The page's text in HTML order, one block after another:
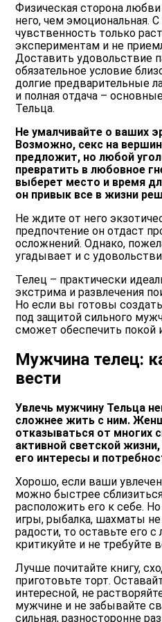
Физическая сторона
него, чем эмоциональная.
чувственность только
экспериментам и не
Доставить удовольствие
обязательное условие
долгие предварительные
и полная отдача –
Тельца.
Не умалчивайте о ваших
Возможно, секс на
предложит, но любой
превратить в любовное
выберет место и время
он привык все в жизни
Не ждите от него
предпочтение он отдаст
осложнений. Однако,
угадывает и с
Телец – практически
экстрима и развлечения
Но если вы готовы
под защитой сильного
сможет обеспечить покой
Мужчина телец:
вести
Увлечь мужчину Тельца
сложнее жить с ним.
отказываться от многих
активной светской
его интересы и
Хорошо, если ваши
можно быстрее
расположить его к себе.
игры, рыбалка, шахматы
радости, то оставьте его
критикуйте и не требуйте
Лучше почитайте книгу,
приготовьте торт.
интересной, не
мужчине и не забывайте
сильная, разносторонне